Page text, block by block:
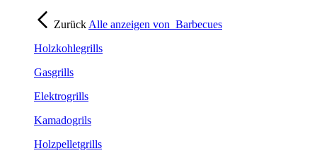
Zurück Alle anzeigen von Barbecues
Holzkohlegrills
Gasgrills
Elektrogrills
Kamadogrils
Holzpelletgrills